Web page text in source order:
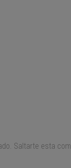
Saltarte esta